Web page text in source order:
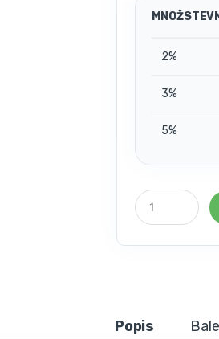
2%
3%
5%
P
o
č
v
Popis